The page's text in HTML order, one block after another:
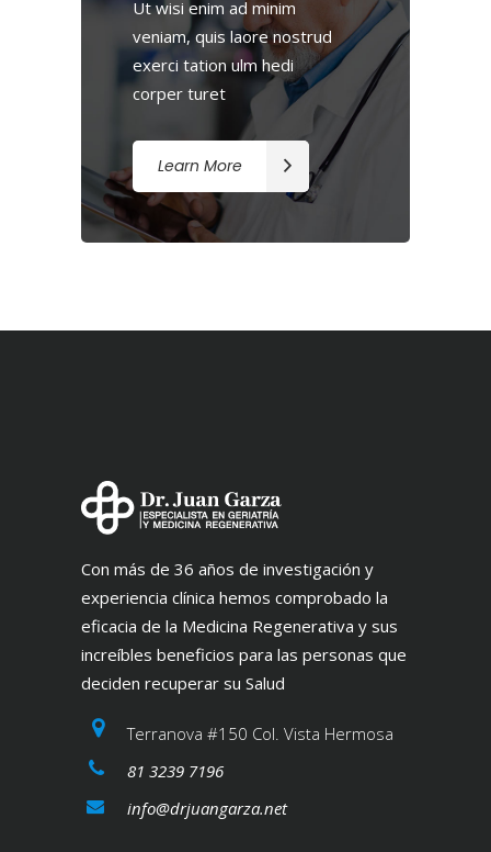
Ut wisi enim ad minim
veniam, quis laore nostrud
exerci tation ulm hedi
corper turet
Learn More
Con más de 36 años de investigación y
experiencia clínica hemos comprobado la
eficacia de la Medicina Regenerativa y sus
increíbles beneficios para las personas que
deciden recuperar su Salud
Terranova #150 Col. Vista Hermosa
81 3239 7196
info@drjuangarza.net